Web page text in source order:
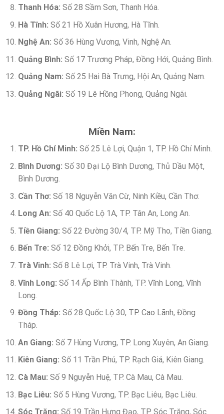
Thanh Hóa: Số 28 Sầm Sơn, Thanh Hóa.
Hà Tĩnh: Số 21 Hồ Xuân Hương, Hà Tĩnh.
Nghệ An: Số 36 Hùng Vương, Vinh, Nghệ An.
Quảng Bình: Số 17 Trương Pháp, Đồng Hới, Quảng Bình.
Quảng Nam: Số 25 Hai Bà Trưng, Hội An, Quảng Nam.
Quảng Ngãi: Số 19 Lê Hồng Phong, Quảng Ngãi.
Miền Nam:
TP. Hồ Chí Minh: Số 25 Lê Lợi, Quận 1, TP. Hồ Chí Minh.
Bình Dương: Số 30 Đại Lộ Bình Dương, Thủ Dầu Một,
Bình Dương.
Cần Thơ: Số 18 Nguyễn Văn Cừ, Ninh Kiều, Cần Thơ.
Long An: Số 40 Quốc Lộ 1A, TP. Tân An, Long An.
Tiền Giang: Số 22 Đường 30/4, TP. Mỹ Tho, Tiền Giang.
Bến Tre: Số 12 Đồng Khởi, TP. Bến Tre, Bến Tre.
Trà Vinh: Số 8 Lê Lợi, TP. Trà Vinh, Trà Vinh.
Vĩnh Long: Số 14 Ấp Bình Thành, TP. Vĩnh Long, Vĩnh
Long.
Đồng Tháp: Số 28 Quốc Lộ 30, TP. Cao Lãnh, Đồng
Tháp.
An Giang: Số 7 Hùng Vương, TP. Long Xuyên, An Giang.
Kiên Giang: Số 11 Trần Phú, TP. Rạch Giá, Kiên Giang.
Cà Mau: Số 9 Nguyễn Huệ, TP. Cà Mau, Cà Mau.
Bạc Liêu: Số 5 Hùng Vương, TP. Bạc Liêu, Bạc Liêu.
Sóc Trăng: Số 19 Trần Hưng Đạo, TP. Sóc Trăng, Sóc